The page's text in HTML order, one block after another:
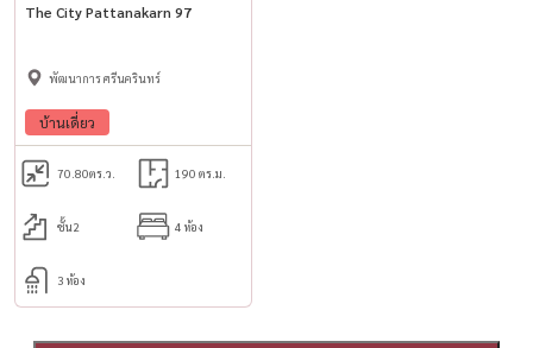
The City Pattanakarn 97
พัฒนาการ ศรีนครินทร์
บ้านเดี่ยว
70.80ตร.ว. 190 ตร.ม.
ชั้น2 4 ห้อง
3 ห้อง